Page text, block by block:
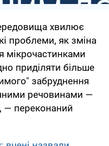
хвилює
проблеми, як зміна
мікрочастинками
приділяти більше
забруднення
речовинами —
— переконаний